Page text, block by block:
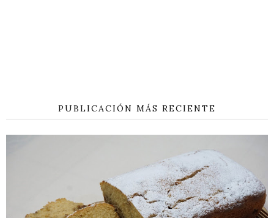
PUBLICACIÓN MÁS RECIENTE